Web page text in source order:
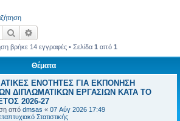
Αναζήτηση
βρήκε 14 εγγραφές • Σελίδα 1 από 1
Θέματα
ΕΝΟΤΗΤΕΣ ΓΙΑ ΕΚΠΟΝΗΣΗ
ΔΙΠΛΩΜΑΤΙΚΩΝ ΕΡΓΑΣΙΩΝ ΚΑΤΑ ΤΟ
2026-27
από dmsas « 07 Αύγ 2026 17:49
Στατιστικής